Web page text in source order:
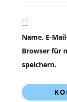
Name, E-
Browser für
speichern.